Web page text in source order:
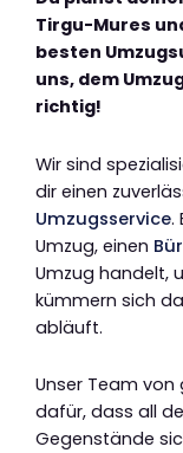
Tirgu-Mures
besten
uns, dem
richtig!
Wir sind
dir einen
Umzugsservice.
Umzug, einen
Umzug handelt,
kümmern sich
abläuft.
Unser Team
dafür, dass all
Gegenstände